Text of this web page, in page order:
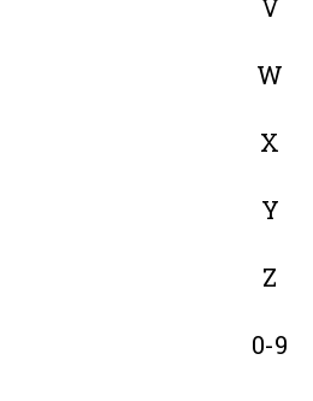
V
W
X
Y
Z
0-9